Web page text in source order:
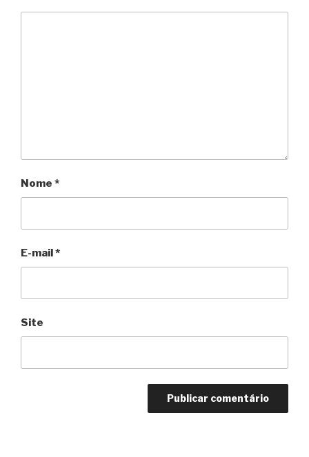
Nome *
E-mail *
Site